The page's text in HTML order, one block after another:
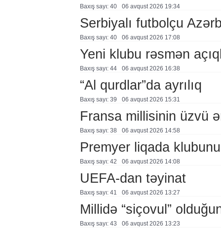
Baxış sayı: 40 06 avqust 2026 19:34
Serbiyalı futbolçu
Baxış sayı: 40 06 avqust 2026 17:08
Yeni klubu rəsmən
Baxış sayı: 44 06 avqust 2026 16:38
“Al qurdlar”da ayrılıq
Baxış sayı: 39 06 avqust 2026 15:31
Fransa millisinin üzvü
Baxış sayı: 38 06 avqust 2026 14:58
Premyer liqada
Baxış sayı: 42 06 avqust 2026 14:08
UEFA-dan təyinat
Baxış sayı: 41 06 avqust 2026 13:27
Millidə “siçovul”
Baxış sayı: 43 06 avqust 2026 13:23